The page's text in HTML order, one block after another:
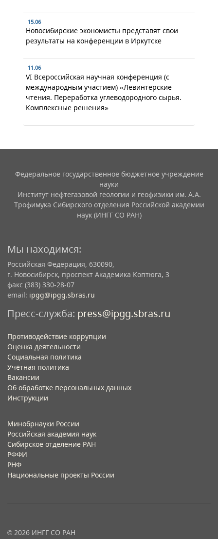
15.06
Новосибирские экономисты представят свои
результаты на конференции в Иркутске
11.06
VI Всероссийская научная конференция (с
международным участием) «Левинтерские
чтения. Переработка углеводородного сырья.
Комплексные решения»
Федеральное государственное бюджетное учреждение
науки
Институт нефтегазовой геологии и геофизики им. А.А.
Трофимука Сибирского отделения Российской академии
наук (ИНГГ СО РАН)
Мы находимся:
Российская Федерация, 630090,
г. Новосибирск, проспект Академика Коптюга, 3
факс (383) 330-28-07
email: ipgg@ipgg.sbras.ru
Пресс-служба: press@ipgg.sbras.ru
Противодействие коррупции
Оценка деятельности
Социальная политика
Учётная политика​
Вакансии​
Об обработке персональных данных​
Инструкции​
Минобрнауки России
Российская академия наук
Сибирское отделение РАН
РФФИ
РНФ
Национальные проекты России
© 2026 ИНГГ СО РАН